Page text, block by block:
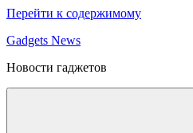
Перейти к содержимому
Gadgets News
Новости гаджетов